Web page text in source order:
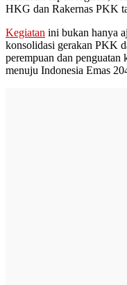
HKG dan Rakernas PKK
Kegiatan ini bukan hanya
konsolidasi gerakan PKK
perempuan dan
menuju Indonesia Emas